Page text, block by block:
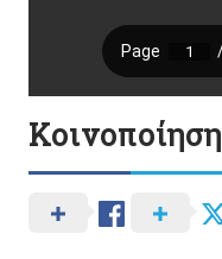
Κοινοποίηση